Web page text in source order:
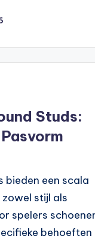
Studs:
bieden een scala
stijl als
spelers
behoeften